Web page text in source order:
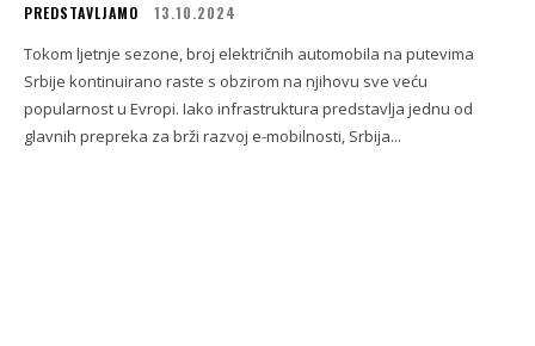
PREDSTAVLJAMO 13.10.2024
Tokom ljetnje sezone, broj električnih automobila na putevima
Srbije kontinuirano raste s obzirom na njihovu sve veću
popularnost u Evropi. Iako infrastruktura predstavlja jednu od
glavnih prepreka za brži razvoj e-mobilnosti, Srbija...